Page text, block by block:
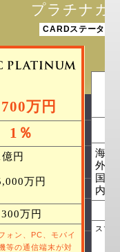
プラチナカ
CARDステータス
万円
1％
億円
万円
300万円
ォン、PC、モバイ
等の通信端末が対
海
外：
国
内：
スマ